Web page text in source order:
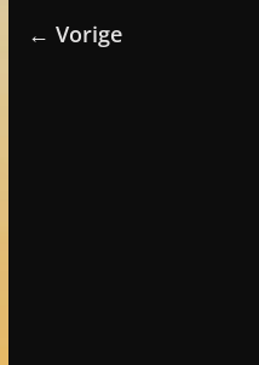
← Vorige